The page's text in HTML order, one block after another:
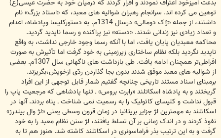
بدعت آمیزخود اعتراف نمودند و اقرار کردند که درمیان خود به حضرت عیسی(ع)
توهین می کرده اند. سرانجام رهبران شوالیه های معبد، که «استاد بزرگ» نام
داشتند، از جمله «ژاک دومالی» درسال 1314م. به دستورکلیسا وپادشاه، اعدام
و تعداد زیادی نیز زندانی شدند. «دسته» نیز پراکنده و رسما ناپدید گردید.
محاکمه معبدیان پایان یافت، اما با آنکه رسما وجود خارجی نداشت، به واقع
ناپدید نگردید بلکه نظام ساختاری زیرزمینی به خود گرفت اما تأثیرش به صورت
افراطی‌تر همچنان ادامه یافت. طی بازداشت های ناگهانی سال 1307م. بعضی
از شوالیه های معبد موفق شدند بدون بجا گذاردن ردّی ازخویش،بگریزند.
برمبنای اسناد مستند تاریخی چنانچه گفتیم شمار قابل توجهی از این افراد
گریختند و به پادشاه اسکاتلند «رابرت بروس» ـ تنها پادشاهی که مرجعیت پاپ را
قبول نداشت و کلیسای کاتولیک را به رسمیت نمی شناخت ـ پناه بردند. آنها در
اسکاتلند به مهمترین لژ جزایر بریتانیا در زمان قرون وسطی یعنی «لژ وال بیلدرز»
نفوذ کردند و در اندک زمانی بر آن تسلط یافتند، لژ سنن نظام معبد را به خود
گرفت و به این ترتیب بذر فراماسونری در اسکاتلند کاشته شد. هنوز هم تا به